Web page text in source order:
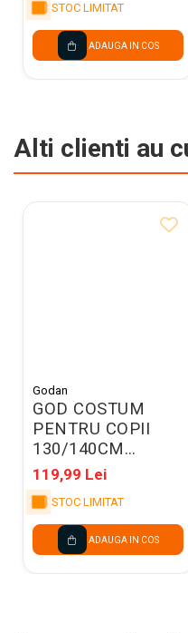
STOC LIMITAT
ADAUGA IN COS
Alti clienti au
Godan
GOD COSTUM
PENTRU COPII
130/140CM
PRINCESS
DELUXE SL-LL13
119,99 Lei
STOC LIMITAT
ADAUGA IN COS